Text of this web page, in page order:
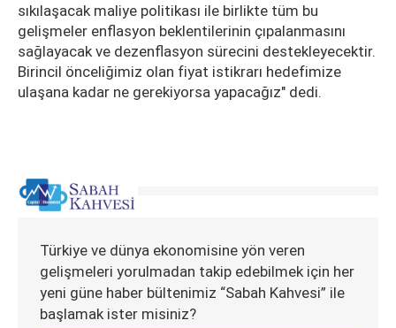
sıkılaşacak maliye politikası ile birlikte tüm bu
gelişmeler enflasyon beklentilerinin çıpalanmasını
sağlayacak ve dezenflasyon sürecini destekleyecektir.
Birincil önceliğimiz olan fiyat istikrarı hedefimize
ulaşana kadar ne gerekiyorsa yapacağız" dedi.
Türkiye ve dünya ekonomisine yön veren
gelişmeleri yorulmadan takip edebilmek için her
yeni güne haber bültenimiz “Sabah Kahvesi” ile
başlamak ister misiniz?